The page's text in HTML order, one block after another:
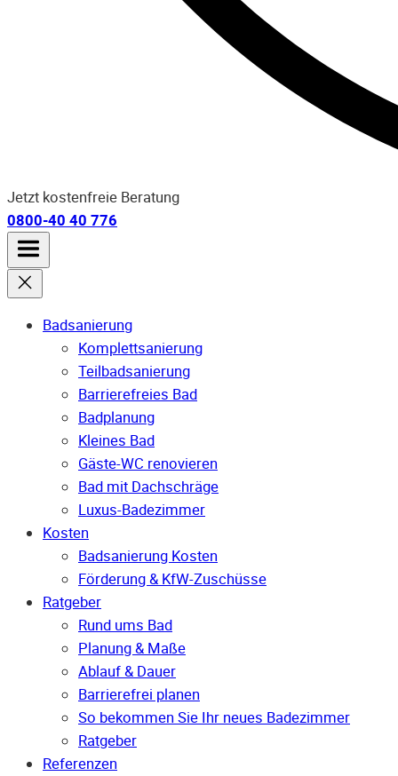
Jetzt kostenfreie Beratung
0800-40 40 776
Badsanierung
Komplettsanierung
Teilbadsanierung
Barrierefreies Bad
Badplanung
Kleines Bad
Gäste-WC renovieren
Bad mit Dachschräge
Luxus-Badezimmer
Kosten
Badsanierung Kosten
Förderung & KfW-Zuschüsse
Ratgeber
Rund ums Bad
Planung & Maße
Ablauf & Dauer
Barrierefrei planen
So bekommen Sie Ihr neues Badezimmer
Ratgeber
Referenzen